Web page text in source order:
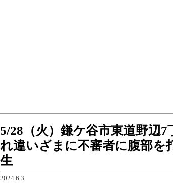
5/28（火）鎌ケ谷市東道野辺7
れ違いざまに不審者に腹部を
生
2024.6.3